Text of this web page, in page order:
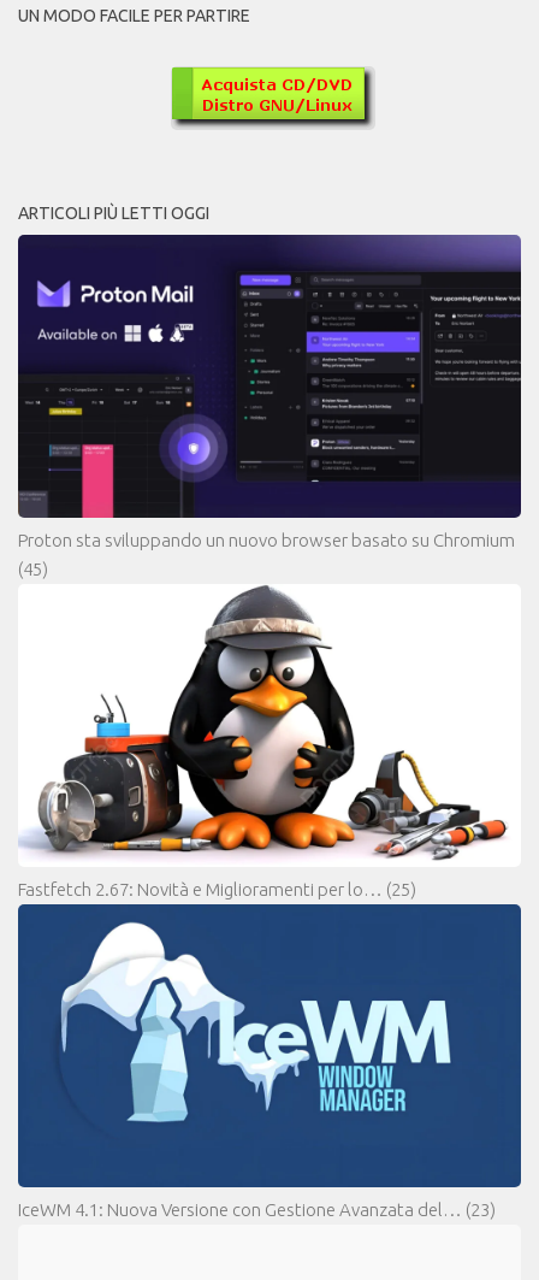
UN MODO FACILE PER PARTIRE
ARTICOLI PIÙ LETTI OGGI
Proton sta sviluppando un nuovo browser basato su Chromium
(45)
Fastfetch 2.67: Novità e Miglioramenti per lo… (25)
IceWM 4.1: Nuova Versione con Gestione Avanzata del… (23)